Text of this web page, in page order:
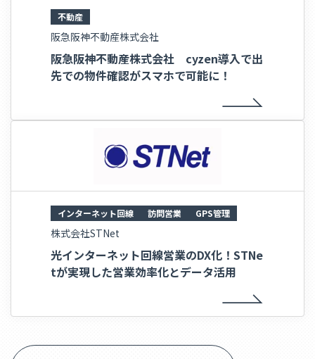
不動産
阪急阪神不動産株式会社
阪急阪神不動産株式会社 cyzen導入で出
先での物件確認がスマホで可能に！
インターネット回線 訪問営業 GPS管理
株式会社STNet
光インターネット回線営業のDX化！STNe
tが実現した営業効率化とデータ活用